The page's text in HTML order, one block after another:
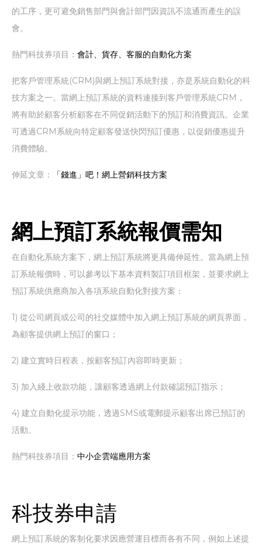
的工序，更可避免銷售部門與會計部門因資訊不流通而產生的誤
會。
熱門科技券項目： 會計、貨存、客服的自動化方案
把客戶管理系統(CRM)與網上預訂系統對接，亦是系統自動化的科
技方案之一。當網上預訂系統的資料連接到客戶管理系統CRM，
將有助於顧客分析顧客在不同促銷活動下的預訂和消費資訊。企業
可透過CRM系統向特定顧客發送快閃預訂優惠，以促銷優惠提升
消費體驗。
伸延文章： 「錢進」吧！網上營銷科技方案
網上預訂系統報價需知
在自動化系統方案下，網上預訂系統將更具備伸延性。當為網上預
訂系統報價時，可以參考以下基本資料製訂項目框架，並要求網上
預訂系統供應商加入各項系統自動化對接方案：
1) 從公司網頁或公司的社交媒體中加入網上預訂系統的網頁界面，
為顧客提供網上預訂的窗口；
2) 建立實時日程表，按顧客預訂內容即時更新；
3) 加入綫上收款功能，讓顧客透過網上付款確認預訂指示；
4) 建立自動化提示功能，透過SMS或電郵提示顧客出席已預訂的
活動。
熱門科技券項目： 中小企雲端應用方案
科技券申請
網上預訂系統的客制化要求因應營運目標而各有不同，例如上述提